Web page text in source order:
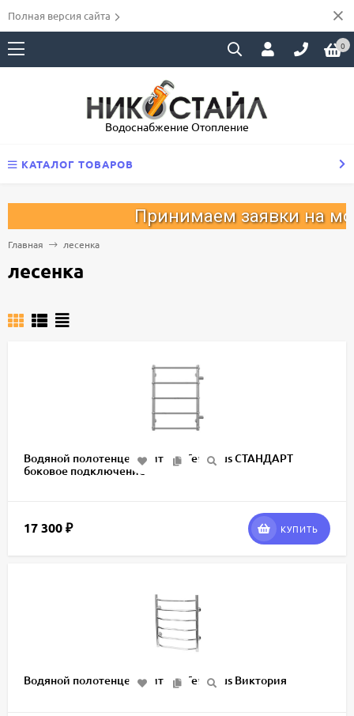
Полная версия сайта
0
Водоснабжение Отопление
КАТАЛОГ ТОВАРОВ
Принимаем заявки на
Главная лесенка
лесенка
Водяной полотенцесушитель Terminus СТАНДАРТ
боковое подключение
17 300 ₽ КУПИТЬ
Водяной полотенцесушитель Terminus Виктория